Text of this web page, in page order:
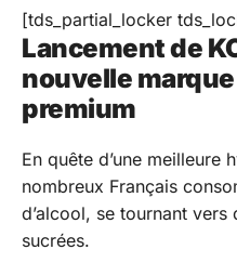
[tds_partial_locker
Lancement de
nouvelle
premium
En quête d’une meilleure
nombreux Français
d’alcool, se tournant
sucrées.